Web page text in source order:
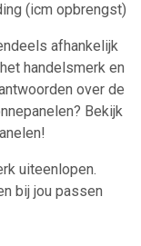
(icm opbrengst)
afhankelijk
handelsmerk en
over de
Bekijk
uiteenlopen.
bij jou passen